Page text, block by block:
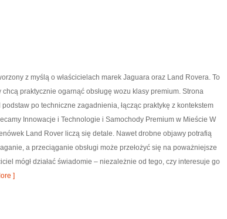
z myślą o właścicielach marek Jaguara oraz Land Rovera. To
chcą praktycznie ogarnąć obsługę wozu klasy premium. Strona
po techniczne zagadnienia, łącząc praktykę z kontekstem
Innowacje i Technologie i Samochody Premium w Mieście W
Land Rover liczą się detale. Nawet drobne objawy potrafią
a przeciąganie obsługi może przełożyć się na poważniejsze
mógł działać świadomie – niezależnie od tego, czy interesuje go
]